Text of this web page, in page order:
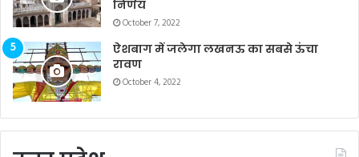
निर्णय
October 7, 2022
ऐशबाग में जलेगा लखनऊ का सबसे ऊंचा
रावण
October 4, 2022